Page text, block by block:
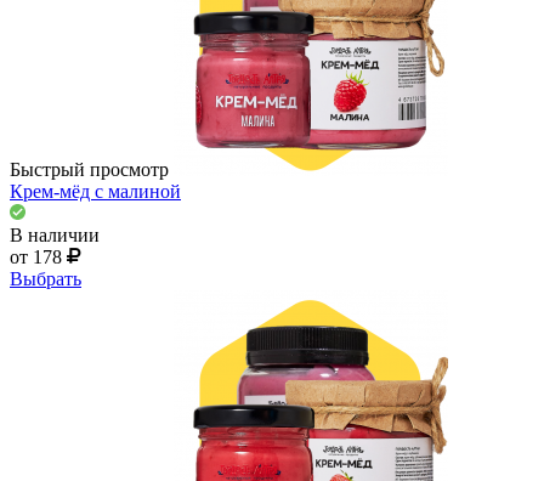
Быстрый просмотр
Крем-мёд с малиной
В наличии
от 178
Выбрать